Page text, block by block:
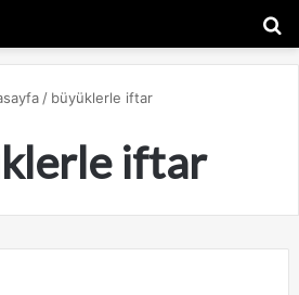
/ büyüklerle iftar
iftar